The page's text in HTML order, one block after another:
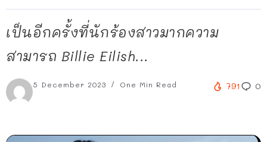
เป็นอีกครั้งที่นักร้องสาวมากความ
สามารถ Billie Eilish...
5 December 2023 One Min Read 791 0